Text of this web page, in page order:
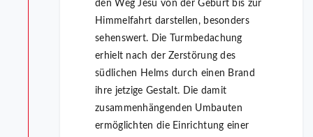
den Weg Jesu von der Geburt bis zur
Himmelfahrt darstellen, besonders
sehenswert. Die Turmbedachung
erhielt nach der Zerstörung des
südlichen Helms durch einen Brand
ihre jetzige Gestalt. Die damit
zusammenhängenden Umbauten
ermöglichten die Einrichtung einer